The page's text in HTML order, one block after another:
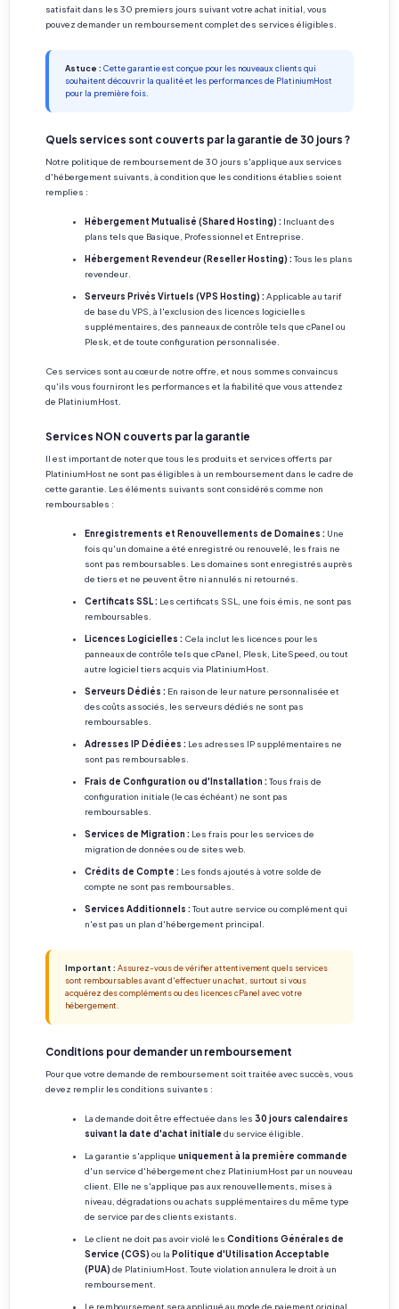
satisfait dans les 30 premiers jours suivant votre achat initial, vous
pouvez demander un remboursement complet des services éligibles.
Astuce : Cette garantie est conçue pour les nouveaux clients qui
souhaitent découvrir la qualité et les performances de PlatiniumHost
pour la première fois.
Quels services sont couverts par la garantie de 30 jours ?
Notre politique de remboursement de 30 jours s'applique aux services
d'hébergement suivants, à condition que les conditions établies soient
remplies :
Hébergement Mutualisé (Shared Hosting) : Incluant des
plans tels que Basique, Professionnel et Entreprise.
Hébergement Revendeur (Reseller Hosting) : Tous les plans
revendeur.
Serveurs Privés Virtuels (VPS Hosting) : Applicable au tarif
de base du VPS, à l'exclusion des licences logicielles
supplémentaires, des panneaux de contrôle tels que cPanel ou
Plesk, et de toute configuration personnalisée.
Ces services sont au cœur de notre offre, et nous sommes convaincus
qu'ils vous fourniront les performances et la fiabilité que vous attendez
de PlatiniumHost.
Services NON couverts par la garantie
Il est important de noter que tous les produits et services offerts par
PlatiniumHost ne sont pas éligibles à un remboursement dans le cadre de
cette garantie. Les éléments suivants sont considérés comme non
remboursables :
Enregistrements et Renouvellements de Domaines : Une
fois qu'un domaine a été enregistré ou renouvelé, les frais ne
sont pas remboursables. Les domaines sont enregistrés auprès
de tiers et ne peuvent être ni annulés ni retournés.
Certificats SSL : Les certificats SSL, une fois émis, ne sont pas
remboursables.
Licences Logicielles : Cela inclut les licences pour les
panneaux de contrôle tels que cPanel, Plesk, LiteSpeed, ou tout
autre logiciel tiers acquis via PlatiniumHost.
Serveurs Dédiés : En raison de leur nature personnalisée et
des coûts associés, les serveurs dédiés ne sont pas
remboursables.
Adresses IP Dédiées : Les adresses IP supplémentaires ne
sont pas remboursables.
Frais de Configuration ou d'Installation : Tous frais de
configuration initiale (le cas échéant) ne sont pas
remboursables.
Services de Migration : Les frais pour les services de
migration de données ou de sites web.
Crédits de Compte : Les fonds ajoutés à votre solde de
compte ne sont pas remboursables.
Services Additionnels : Tout autre service ou complément qui
n'est pas un plan d'hébergement principal.
Important : Assurez-vous de vérifier attentivement quels services
sont remboursables avant d'effectuer un achat, surtout si vous
acquérez des compléments ou des licences cPanel avec votre
hébergement.
Conditions pour demander un remboursement
Pour que votre demande de remboursement soit traitée avec succès, vous
devez remplir les conditions suivantes :
La demande doit être effectuée dans les 30 jours calendaires
suivant la date d'achat initiale du service éligible.
La garantie s'applique uniquement à la première commande
d'un service d'hébergement chez PlatiniumHost par un nouveau
client. Elle ne s'applique pas aux renouvellements, mises à
niveau, dégradations ou achats supplémentaires du même type
de service par des clients existants.
Le client ne doit pas avoir violé les Conditions Générales de
Service (CGS) ou la Politique d'Utilisation Acceptable
(PUA) de PlatiniumHost. Toute violation annulera le droit à un
remboursement.
Le remboursement sera appliqué au mode de paiement original.